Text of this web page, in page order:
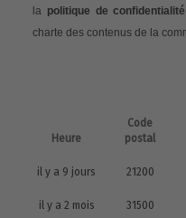
la politique de confidentialité
charte des contenus de la
Heure
Code
postal
il y a 9 jours 21200
il y a 2 mois 31500